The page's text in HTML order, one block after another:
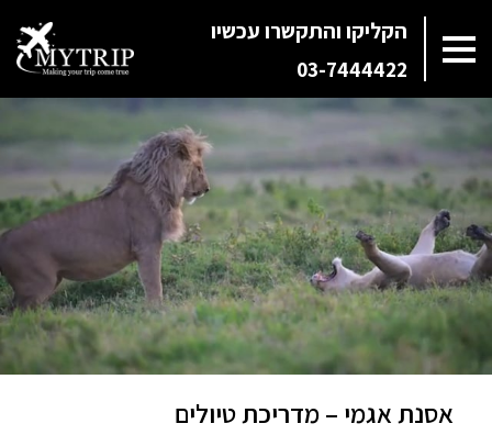
הקליקו והתקשרו עכשיו
03-7444422
אסנת אגמי – מדריכת טיולים